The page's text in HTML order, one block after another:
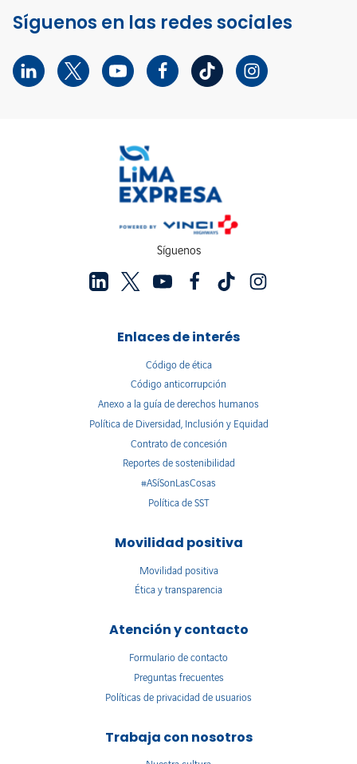
Síguenos en las redes sociales
Síguenos
Enlaces de interés
Código de ética
Código anticorrupción
Anexo a la guía de derechos humanos
Política de Diversidad, Inclusión y Equidad
Contrato de concesión
Reportes de sostenibilidad
#ASíSonLasCosas
Política de SST
Movilidad positiva
Movilidad positiva
Ética y transparencia
Atención y contacto
Formulario de contacto
Preguntas frecuentes
Políticas de privacidad de usuarios
Trabaja con nosotros